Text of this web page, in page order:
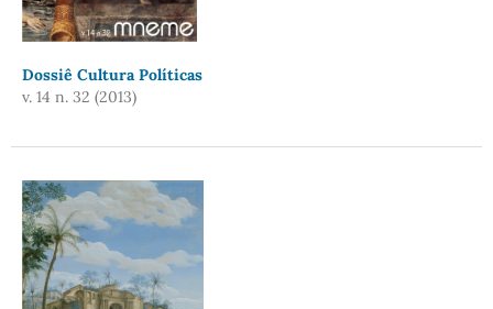
Dossiê Cultura Políticas
v. 14 n. 32 (2013)